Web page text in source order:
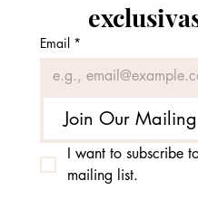
Email *
Join Our
I want to subscribe
mailing list.